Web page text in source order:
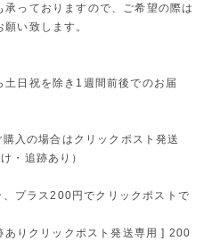
っておりますので、ご希望の際は
い致します。
日祝を除き1週間前後でのお届
入の場合はクリックポスト発送
・追跡あり）
プラス200円でクリックポストで
りクリックポスト発送専用 ] 200